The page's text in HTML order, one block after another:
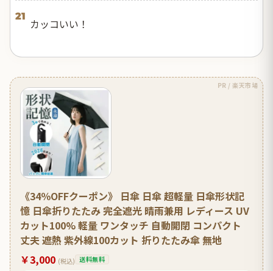
21
カッコいい！
PR / 楽天市場
《34％OFFクーポン》 日傘 日傘 超軽量 日傘形状記
憶 日傘折りたたみ 完全遮光 晴雨兼用 レディース UV
カット100% 軽量 ワンタッチ 自動開閉 コンパクト
丈夫 遮熱 紫外線100カット 折りたたみ傘 無地
￥3,000 (税込) 送料無料